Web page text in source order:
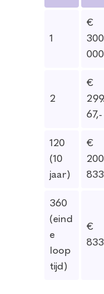
1
€
2
€
67,-
120
(10
jaar)
€
360
(eind
e
loop
tijd)
€